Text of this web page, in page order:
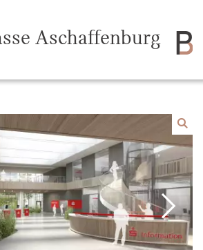
Aschaffenburg